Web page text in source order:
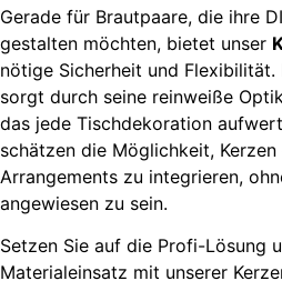
Gerade für Brautpaare, die ihre
gestalten möchten, bietet unser
nötige Sicherheit und
sorgt durch seine reinweiße
das jede Tischdekoration
schätzen die Möglichkeit,
Arrangements zu integrieren,
angewiesen zu sein.
Setzen Sie auf die Profi-Lösung
Materialeinsatz mit unserer